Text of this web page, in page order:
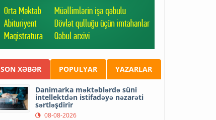
SON XƏBƏR POPULYAR YAZARLAR
Danimarka məktəblərdə süni
intellektdən istifadəyə nəzarəti
sərtləşdirir
08-08-2026